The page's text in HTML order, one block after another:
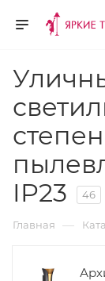
IP23
46
Главная —